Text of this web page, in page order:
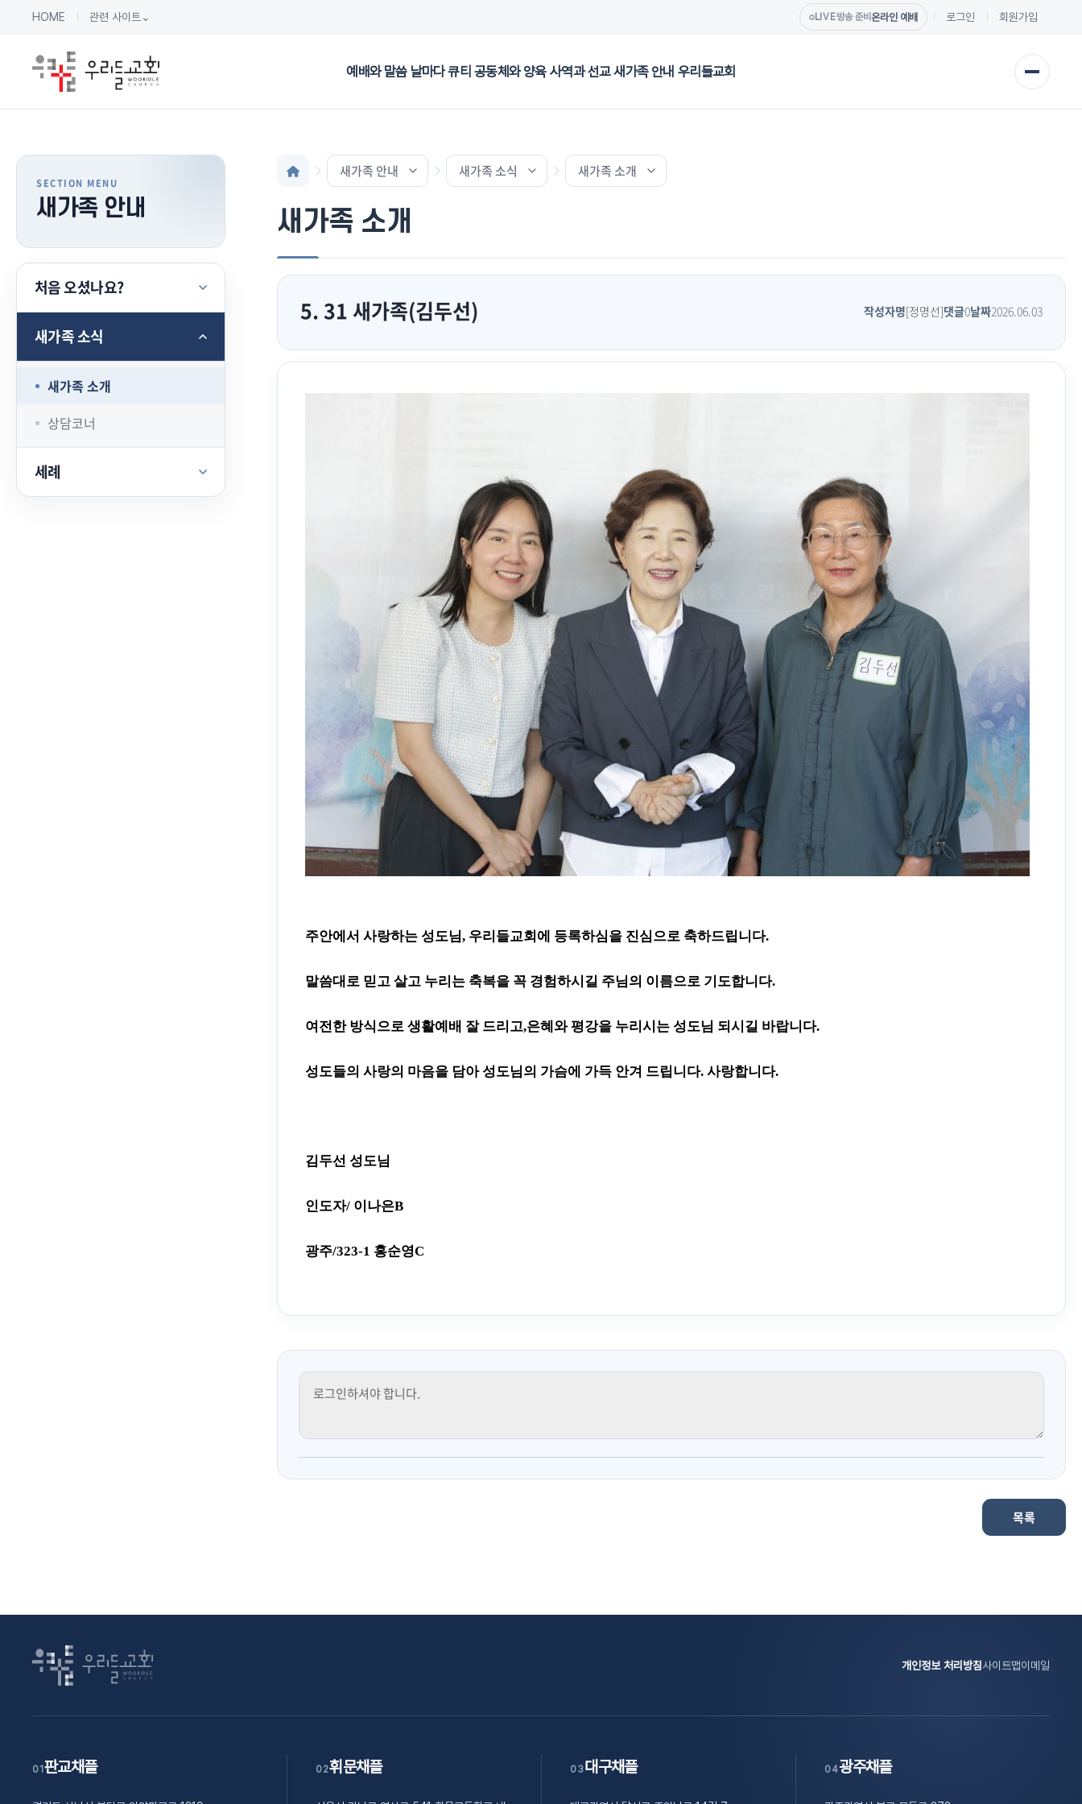
HOME 관련 사이트 ⌄ LIVE방송 준비 온라인 예배 로그인 회원가입
예배와 말씀 날마다 큐티 공동체와 양육 사역과 선교 새가족 안내 우리들교회
새가족 안내
처음 오셨나요?
새가족 소식
새가족 소개
상담코너
세례
새가족 안내 새가족 소식 새가족 소개
새가족 소개
5. 31 새가족(김두선) 작성자명[정명선]댓글0날짜2026.06.03
주안에서 사랑하는 성도님, 우리들교회에 등록하심을 진심으로 축하드립니다.
말씀대로 믿고 살고 누리는 축복을 꼭 경험하시길 주님의 이름으로 기도합니다.
여전한 방식으로 생활예배 잘 드리고,은혜와 평강을 누리시는 성도님 되시길 바랍니다.
성도들의 사랑의 마음을 담아 성도님의 가슴에 가득 안겨 드립니다. 사랑합니다.
김두선 성도님
인도자/ 이나은B
광주/323-1 홍순영C
목록
개인정보 처리방침사이트맵이메일
01 판교채플 02휘문채플 03대구채플 04광주채플